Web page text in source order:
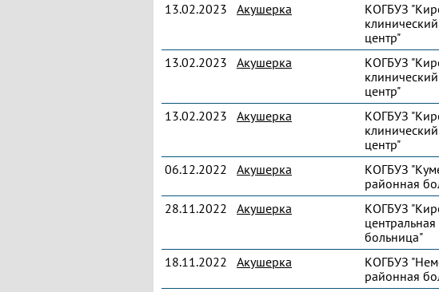
13.02.2023 Акушерка
КОГБУЗ
центр"
13.02.2023 Акушерка
КОГБУЗ
центр"
13.02.2023 Акушерка
КОГБУЗ
центр"
06.12.2022 Акушерка
КОГБУЗ
районная
28.11.2022 Акушерка
КОГБУЗ
больница"
18.11.2022 Акушерка
КОГБУЗ
районная